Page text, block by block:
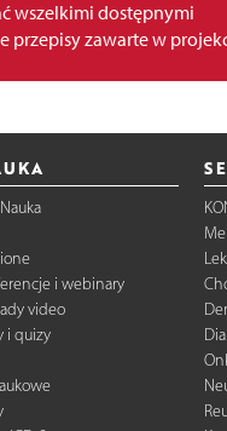
wszelkimi dostępnymi
przepisy zawarte w
i webinary
video
i quizy